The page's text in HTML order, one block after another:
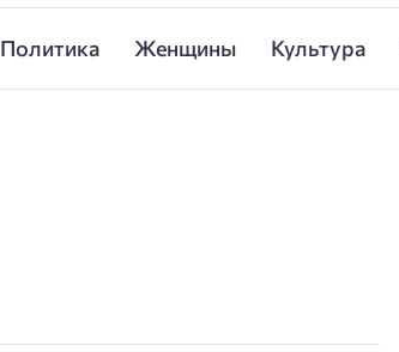
Политика Женщины Культура